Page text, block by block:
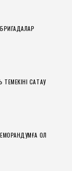
САҚТАУ
ҚОЛ